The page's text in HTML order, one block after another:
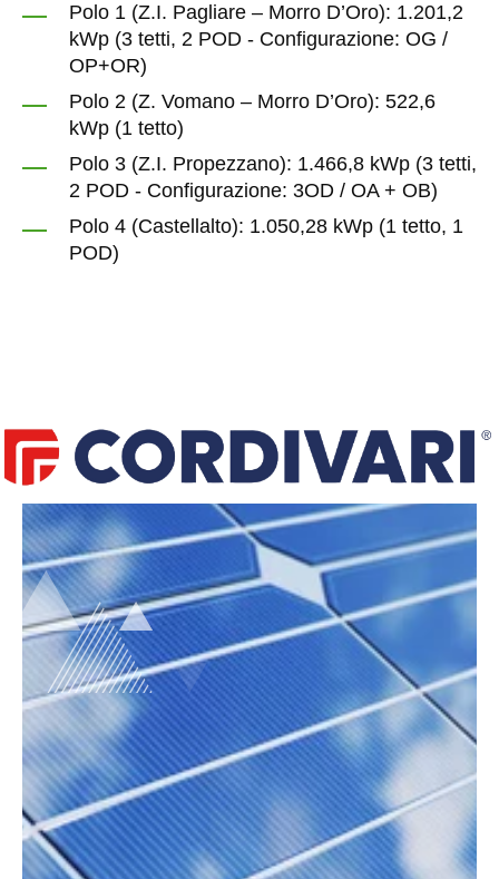
Polo 1 (Z.I. Pagliare – Morro D’Oro): 1.201,2
kWp (3 tetti, 2 POD - Configurazione: OG /
OP+OR)
Polo 2 (Z. Vomano – Morro D’Oro): 522,6
kWp (1 tetto)
Polo 3 (Z.I. Propezzano): 1.466,8 kWp (3 tetti,
2 POD - Configurazione: 3OD / OA + OB)
Polo 4 (Castellalto): 1.050,28 kWp (1 tetto, 1
POD)